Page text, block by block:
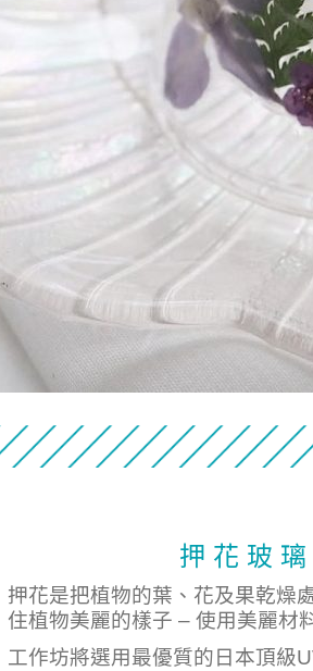
押 花 玻
押花是把植物的葉、花及果乾燥
住植物美麗的樣子 – 使用美麗材
工作坊將選用最優質的日本頂級